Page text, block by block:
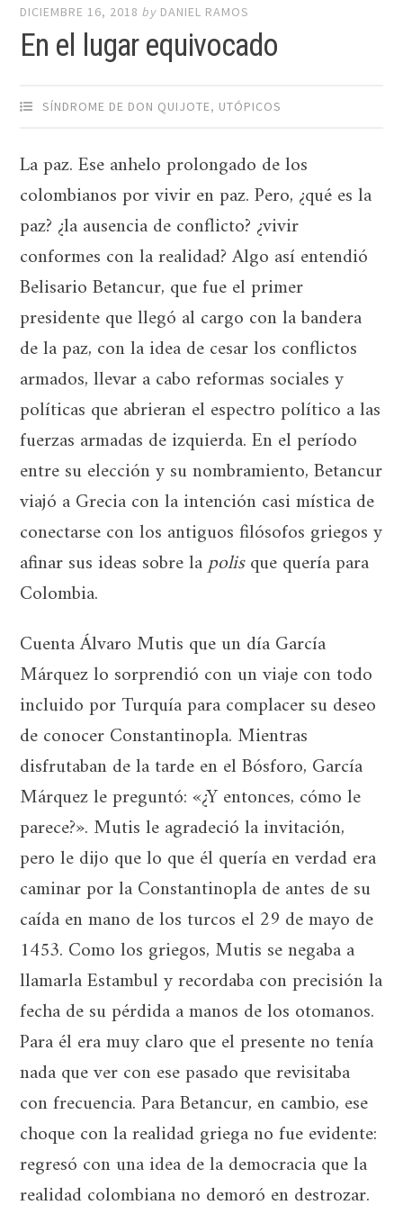
DICIEMBRE 16, 2018 by DANIEL RAMOS
En el lugar equivocado
SÍNDROME DE DON QUIJOTE, UTÓPICOS
La paz. Ese anhelo prolongado de los
colombianos por vivir en paz. Pero, ¿qué es la
paz? ¿la ausencia de conflicto? ¿vivir
conformes con la realidad? Algo así entendió
Belisario Betancur, que fue el primer
presidente que llegó al cargo con la bandera
de la paz, con la idea de cesar los conflictos
armados, llevar a cabo reformas sociales y
políticas que abrieran el espectro político a las
fuerzas armadas de izquierda. En el período
entre su elección y su nombramiento, Betancur
viajó a Grecia con la intención casi mística de
conectarse con los antiguos filósofos griegos y
afinar sus ideas sobre lapolisque quería para
Colombia.
Cuenta Álvaro Mutis que un día García
Márquez lo sorprendió con un viaje con todo
incluido por Turquía para complacer su deseo
de conocer Constantinopla. Mientras
disfrutaban de la tarde en el Bósforo, García
Márquez le preguntó: «¿Y entonces, cómo le
parece?». Mutis le agradeció la invitación,
pero le dijo que lo que él quería en verdad era
caminar por la Constantinopla de antes de su
caída en mano de los turcos el 29 de mayo de
1453. Como los griegos, Mutis se negaba a
llamarla Estambul y recordaba con precisión la
fecha de su pérdida a manos de los otomanos.
Para él era muy claro que el presente no tenía
nada que ver con ese pasado que revisitaba
con frecuencia. Para Betancur, en cambio, ese
choque con la realidad griega no fue evidente:
regresó con una idea de la democracia que la
realidad colombiana no demoró en destrozar.